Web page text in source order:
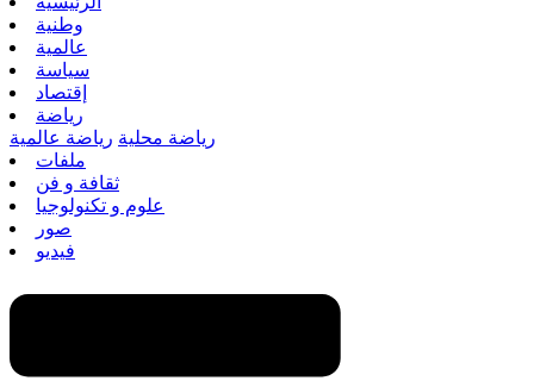
وطنية
عالمية
سياسة
إقتصاد
رياضة
رياضة محلية رياضة عالمية
ملفات
ثقافة و فن
علوم و تكنولوجيا
صور
فيديو